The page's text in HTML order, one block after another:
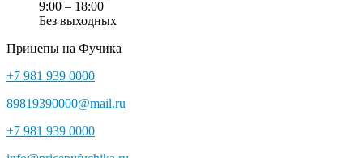
9:00 – 18:00
Без выходных
Прицепы на Фучика
+7 981 939 0000
89819390000@mail.ru
+7 981 939 0000